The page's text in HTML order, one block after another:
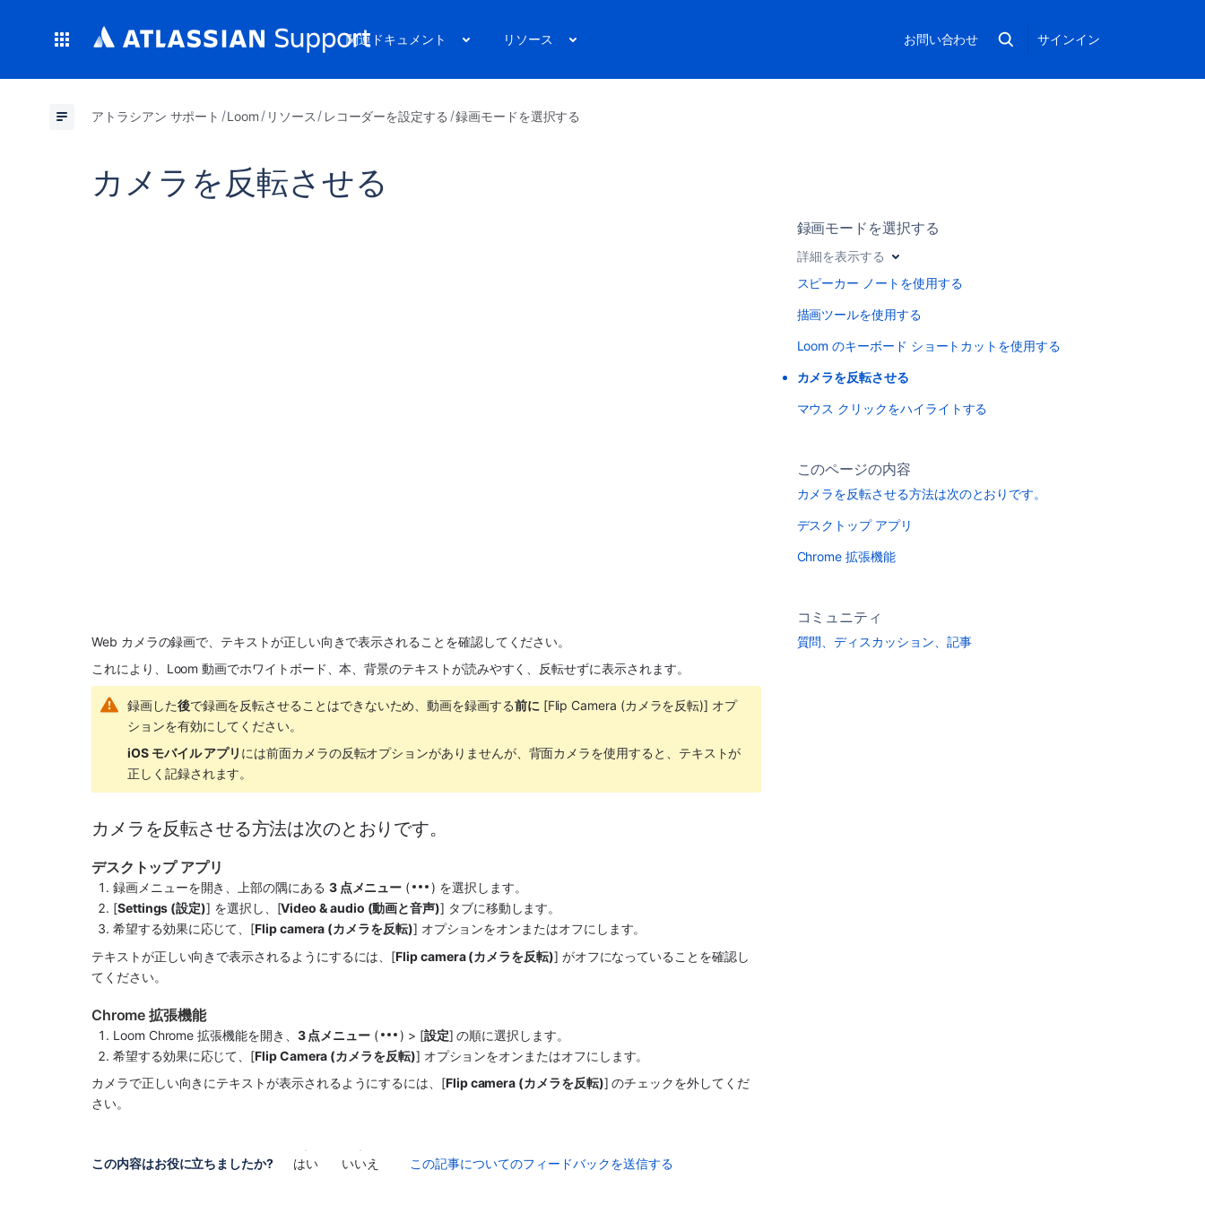
関連ドキュメント リソース お問い合わせ サインイン
アトラシアン サポート Loom リソース レコーダーを設定する 録画モードを選択する
カメラを反転させる
モバイルでテキストを読みやすくするためにカメラの向きを変更する方法: モバイルでは、外側のカメラを使用し、向きのロックを正しく設定してください。Chrome 拡張機能またはデスクトッ
Web カメラの録画で、テキストが正しい向きで表示されることを確認してください。
これにより、Loom 動画でホワイトボード、本、背景のテキストが読みやすく、反転せずに表示されます。
録画した後で録画を反転させることはできないため、動画を録画する前に [Flip Camera (カメラを反転)] オプ
ションを有効にしてください。
iOS モバイル アプリ には前面カメラの反転オプションがありませんが、背面カメラを使用すると、テキストが
正しく記録されます。
カメラを反転させる方法は次のとおりです。
デスクトップ アプリ
録画メニューを開き、上部の隅にある 3 点メニュー (
) を選択します。
[Settings (設定)] を選択し、[Video & audio (動画と音声)] タブに移動します。
希望する効果に応じて、[Flip camera (カメラを反転)] オプションをオンまたはオフにします。
テキストが正しい向きで表示されるようにするには、[Flip camera (カメラを反転)] がオフになっていることを確認し
てください。
Chrome 拡張機能
Loom Chrome 拡張機能を開き、 3 点メニュー ( ) > [設定] の順に選択します。
希望する効果に応じて、[Flip Camera (カメラを反転)] オプションをオンまたはオフにします。
カメラで正しい向きにテキストが表示されるようにするには、[Flip camera (カメラを反転)] のチェックを外してくだ
さい。
この内容はお役に立ちましたか? はい いいえ この記事についてのフィードバックを送信する
録画モードを選択する
詳細を表示する
スピーカー ノートを使用する
描画ツールを使用する
Loom のキーボード ショートカットを使用する
カメラを反転させる
マウス クリックをハイライトする
このページの内容
カメラを反転させる方法は次のとおりです。
デスクトップ アプリ
Chrome 拡張機能
コミュニティ
質問、ディスカッション、記事